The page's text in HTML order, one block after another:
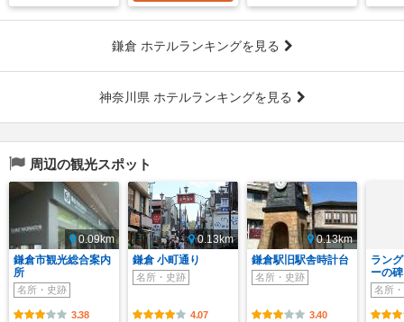
鎌倉 ホテルランキングを見る
神奈川県 ホテルランキングを見る
周辺の観光スポット
0.09km
鎌倉市観光総合案内
所
名所・史跡
3.38
0.13km
鎌倉 小町通り
名所・史跡
4.07
0.13km
鎌倉駅旧駅舎時計台
名所・史跡
3.40
ラン
ーの碑
名所